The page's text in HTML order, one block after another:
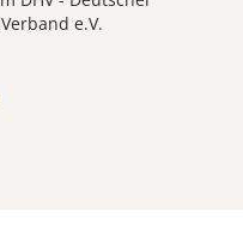
e.V.